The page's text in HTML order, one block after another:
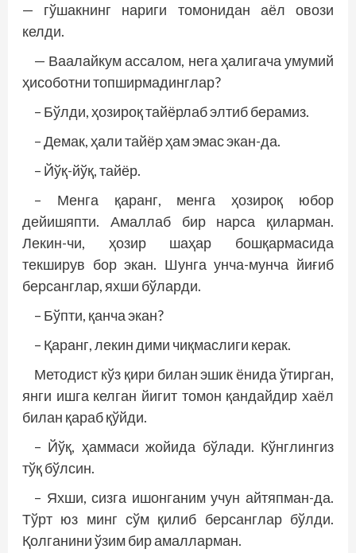
— гўшакнинг нариги томонидан аёл овози
келди.
— Ваалайкум ассалом, нега ҳалигача умумий
ҳисоботни топширмадинглар?
– Бўлди, ҳозироқ тайёрлаб элтиб берамиз.
– Демак, ҳали тайёр ҳам эмас экан-да.
– Йўқ-йўқ, тайёр.
– Менга қаранг, менга ҳозироқ юбор
дейишяпти. Амаллаб бир нарса қиларман.
Лекин-чи, ҳозир шаҳар бошқармасида
текширув бор экан. Шунга унча-мунча йиғиб
берсанглар, яхши бўларди.
– Бўпти, қанча экан?
– Қаранг, лекин дими чиқмаслиги керак.
Методист кўз қири билан эшик ёнида ўтирган,
янги ишга келган йигит томон қандайдир хаёл
билан қараб қўйди.
– Йўқ, ҳаммаси жойида бўлади. Кўнг­лингиз
тўқ бўлсин.
– Яхши, сизга ишонганим учун айтяпман-да.
Тўрт юз минг сўм қилиб берсанглар бўлди.
Қолганини ўзим бир амалларман.